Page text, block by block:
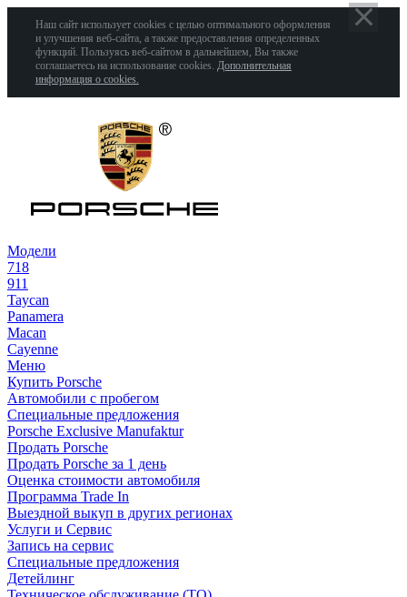
Наш сайт использует cookies с целью оптимального оформления
и улучшения веб-сайта, а также предоставления определенных
функций. Пользуясь веб-сайтом в дальнейшем, Вы также
соглашаетесь на использование cookies. Дополнительная
информация о cookies.
Модели
718
911
Taycan
Panamera
Macan
Cayenne
Меню
Купить Porsche
Автомобили с пробегом
Специальные предложения
Porsche Exclusive Manufaktur
Продать Porsche
Продать Porsche за 1 день
Оценка стоимости автомобиля
Программа Trade In
Выездной выкуп в других регионах
Услуги и Сервис
Запись на сервис
Специальные предложения
Детейлинг